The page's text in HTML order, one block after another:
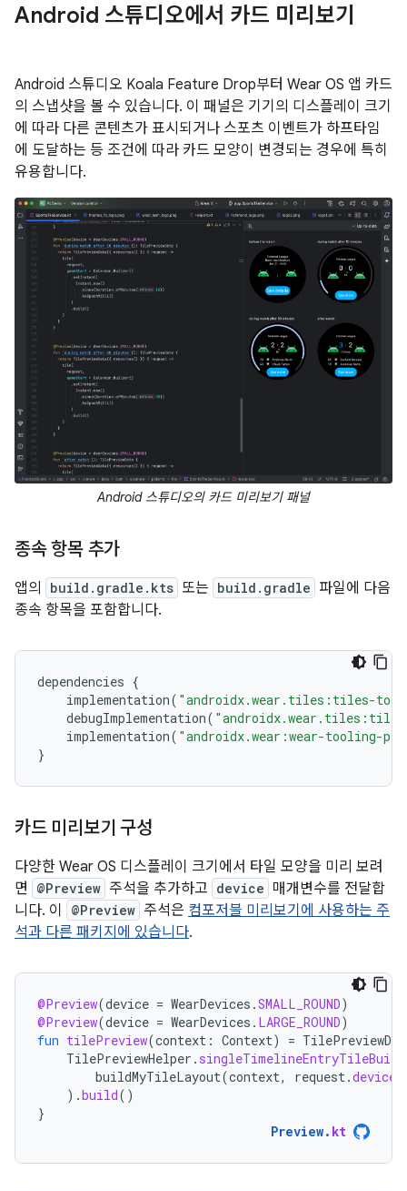
Android 스튜디오에서 카드 미리보기
Android 스튜디오 Koala Feature Drop부터 Wear OS 앱 카드
의 스냅샷을 볼 수 있습니다. 이 패널은 기기의 디스플레이 크기
에 따라 다른 콘텐츠가 표시되거나 스포츠 이벤트가 하프타임
에 도달하는 등 조건에 따라 카드 모양이 변경되는 경우에 특히
유용합니다.
Android 스튜디오의 카드 미리보기 패널
종속 항목 추가
앱의 build.gradle.kts 또는 build.gradle 파일에 다음
종속 항목을 포함합니다.
dependencies {
implementation( "androidx.wear.tiles:tiles-
debugImplementation(
implementation( "androidx.wear:wear-tooling-
}
카드 미리보기 구성
다양한 Wear OS 디스플레이 크기에서 타일 모양을 미리 보려
면
@Preview 주석을 추가하고 device 매개변수를 전달합
니다. 이
@Preview 주석은 컴포저블 미리보기에 사용하는 주
석과 다른 패키지에 있습니다.
@Preview(device = WearDevices .SMALL_ROUND)
@Preview(device = WearDevices . LARGE_ROUND)
fun tilePreview(context : Context) =
TilePreviewHelper .
buildMyTileLayout(context, request.
).build()
}
Preview. kt